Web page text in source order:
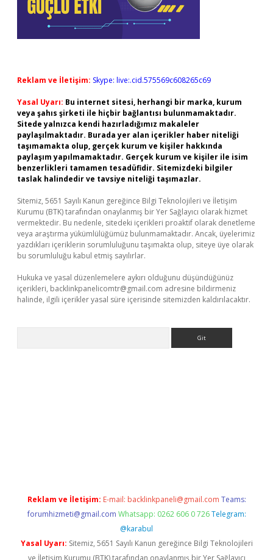
Reklam ve İletişim: Skype: live:.cid.575569c608265c69
Yasal Uyarı: Bu internet sitesi, herhangi bir marka, kurum
veya şahıs şirketi ile hiçbir bağlantısı bulunmamaktadır.
Sitede yalnızca kendi hazırladığımız makaleler
paylaşılmaktadır. Burada yer alan içerikler haber niteliği
taşımamakta olup, gerçek kurum ve kişiler hakkında
paylaşım yapılmamaktadır. Gerçek kurum ve kişiler ile isim
benzerlikleri tamamen tesadüfidir. Sitemizdeki bilgiler
taslak halindedir ve tavsiye niteliği taşımazlar.
Sitemiz, 5651 Sayılı Kanun gereğince Bilgi Teknolojileri ve İletişim
Kurumu (BTK) tarafından onaylanmış bir Yer Sağlayıcı olarak hizmet
vermektedir. Bu nedenle, sitedeki içerikleri proaktif olarak denetleme
veya araştırma yükümlülüğümüz bulunmamaktadır. Ancak, üyelerimiz
yazdıkları içeriklerin sorumluluğunu taşımakta olup, siteye üye olarak
bu sorumluluğu kabul etmiş sayılırlar.
Hukuka ve yasal düzenlemelere aykırı olduğunu düşündüğünüz
içerikleri, backlinkpanelicomtr@gmail.com adresine bildirmeniz
halinde, ilgili içerikler yasal süre içerisinde sitemizden kaldırılacaktır.
Reklam ve İletişim: E-mail: backlinkpaneli@gmail.com Teams:
forumhizmeti@gmail.com Whatsapp: 0262 606 0 726 Telegram:
@karabul
Yasal Uyarı: Sitemiz, 5651 Sayılı Kanun gereğince Bilgi Teknolojileri
ve İletişim Kurumu (BTK) tarafından onaylanmış bir Yer Sağlayıcı